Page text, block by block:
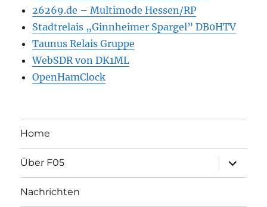
26269.de – Multimode Hessen/RP
Stadtrelais „Ginnheimer Spargel” DB0HTV
Taunus Relais Gruppe
WebSDR von DK1ML
OpenHamClock
Home
Über F05
öffnen
Nachrichten